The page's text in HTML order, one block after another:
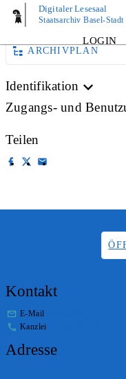
Digitaler Lesesaal
Staatsarchiv Basel-Stadt
LOGIN
AKTE
ARCHIVPLAN
Identifikation
Zugangs- und
Teilen
Kontakt
E-Mail
Kanzlei
Adresse